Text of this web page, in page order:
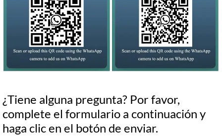
¿Tiene alguna pregunta? Por favor,
complete el formulario a continuación y
haga clic en el botón de enviar.